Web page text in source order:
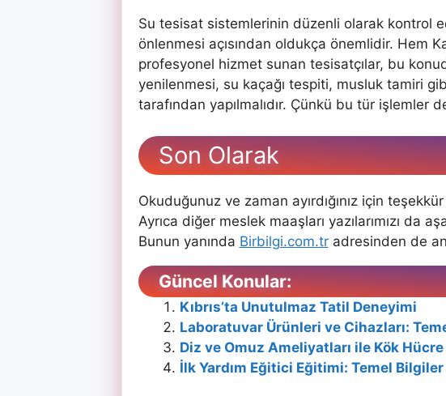
Su tesisat sistemlerinin düzenli olarak kontrol
önlenmesi açısından oldukça önemlidir. Hem
profesyonel hizmet sunan tesisatçılar, bu
yenilenmesi, su kaçağı tespiti, musluk tamiri
tarafından yapılmalıdır. Çünkü bu tür işlemler
SonOlarak
Okuduğunuz ve zaman ayırdığınız için
Ayrıca diğer meslek maaşları yazılarımızı da
Bunun yanında Birbilgi.com.tradresinden de
Güncel Konular:
Kıbrıs’ta Unutulmaz Tatil Deneyimi
Laboratuvar Ürünleri ve Cihazları:
Diz ve Omuz Ameliyatları ile Kök
İlk Yardım Eğitici Eğitimi: Temel